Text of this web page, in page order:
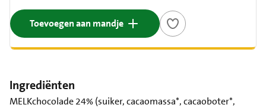
Toevoegen aan mandje
Ingrediënten
MELKchocolade 24% (suiker, cacaomassa*, cacaoboter*,